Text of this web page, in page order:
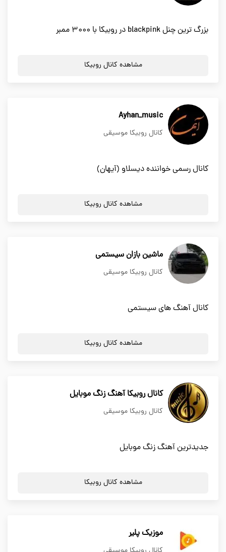
بزرگ ترین چنل blackpink در روبیکا با 3000 ممبر
مشاهده کانال روبیکا
Ayhan_music
کانال روبیکا موسیقی
کانال رسمی خواننده دیسلاو (آیهان)
مشاهده کانال روبیکا
ماشین بازان سیستمی
کانال روبیکا موسیقی
کانال آهنگ های سیستمی
مشاهده کانال روبیکا
کانال روبیکا آهنگ زنگ موبایل
کانال روبیکا موسیقی
جدیدترین آهنگ زنگ موبایل
مشاهده کانال روبیکا
موزیک پلیر